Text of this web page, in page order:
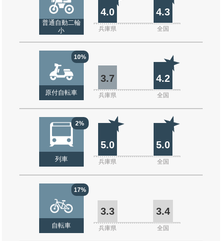
普通自動二輪
小
4.0 4.3
兵庫県 全国
10%
原付自転車
3.7 4.2
兵庫県 全国
2%
列車
5.0 5.0
兵庫県 全国
17%
自転車
3.3 3.4
兵庫県 全国